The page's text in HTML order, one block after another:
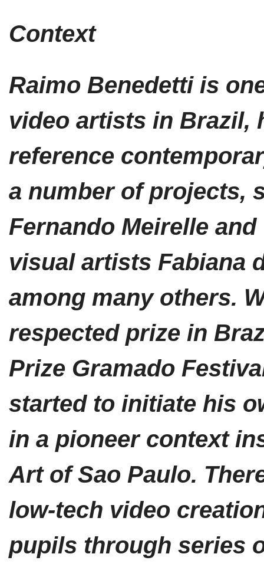
Context
Raimo Benedetti is
video artists in Brazil,
reference
a number of projects,
Fernando Meirelle
visual artists Fabiana
among many others.
respected prize in
Prize Gramado
started to initiate his
in a pioneer context
Art of Sao Paulo.
low-tech video
pupils through series